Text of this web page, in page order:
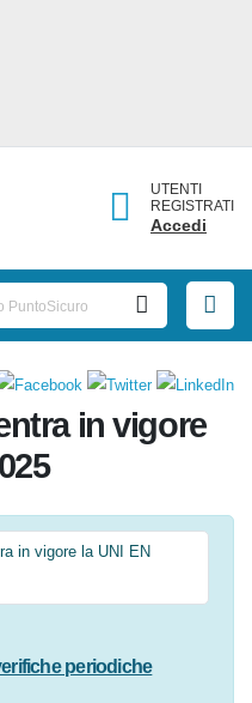
UTENTI
REGISTRATI
Accedi
entra in
verifiche periodiche